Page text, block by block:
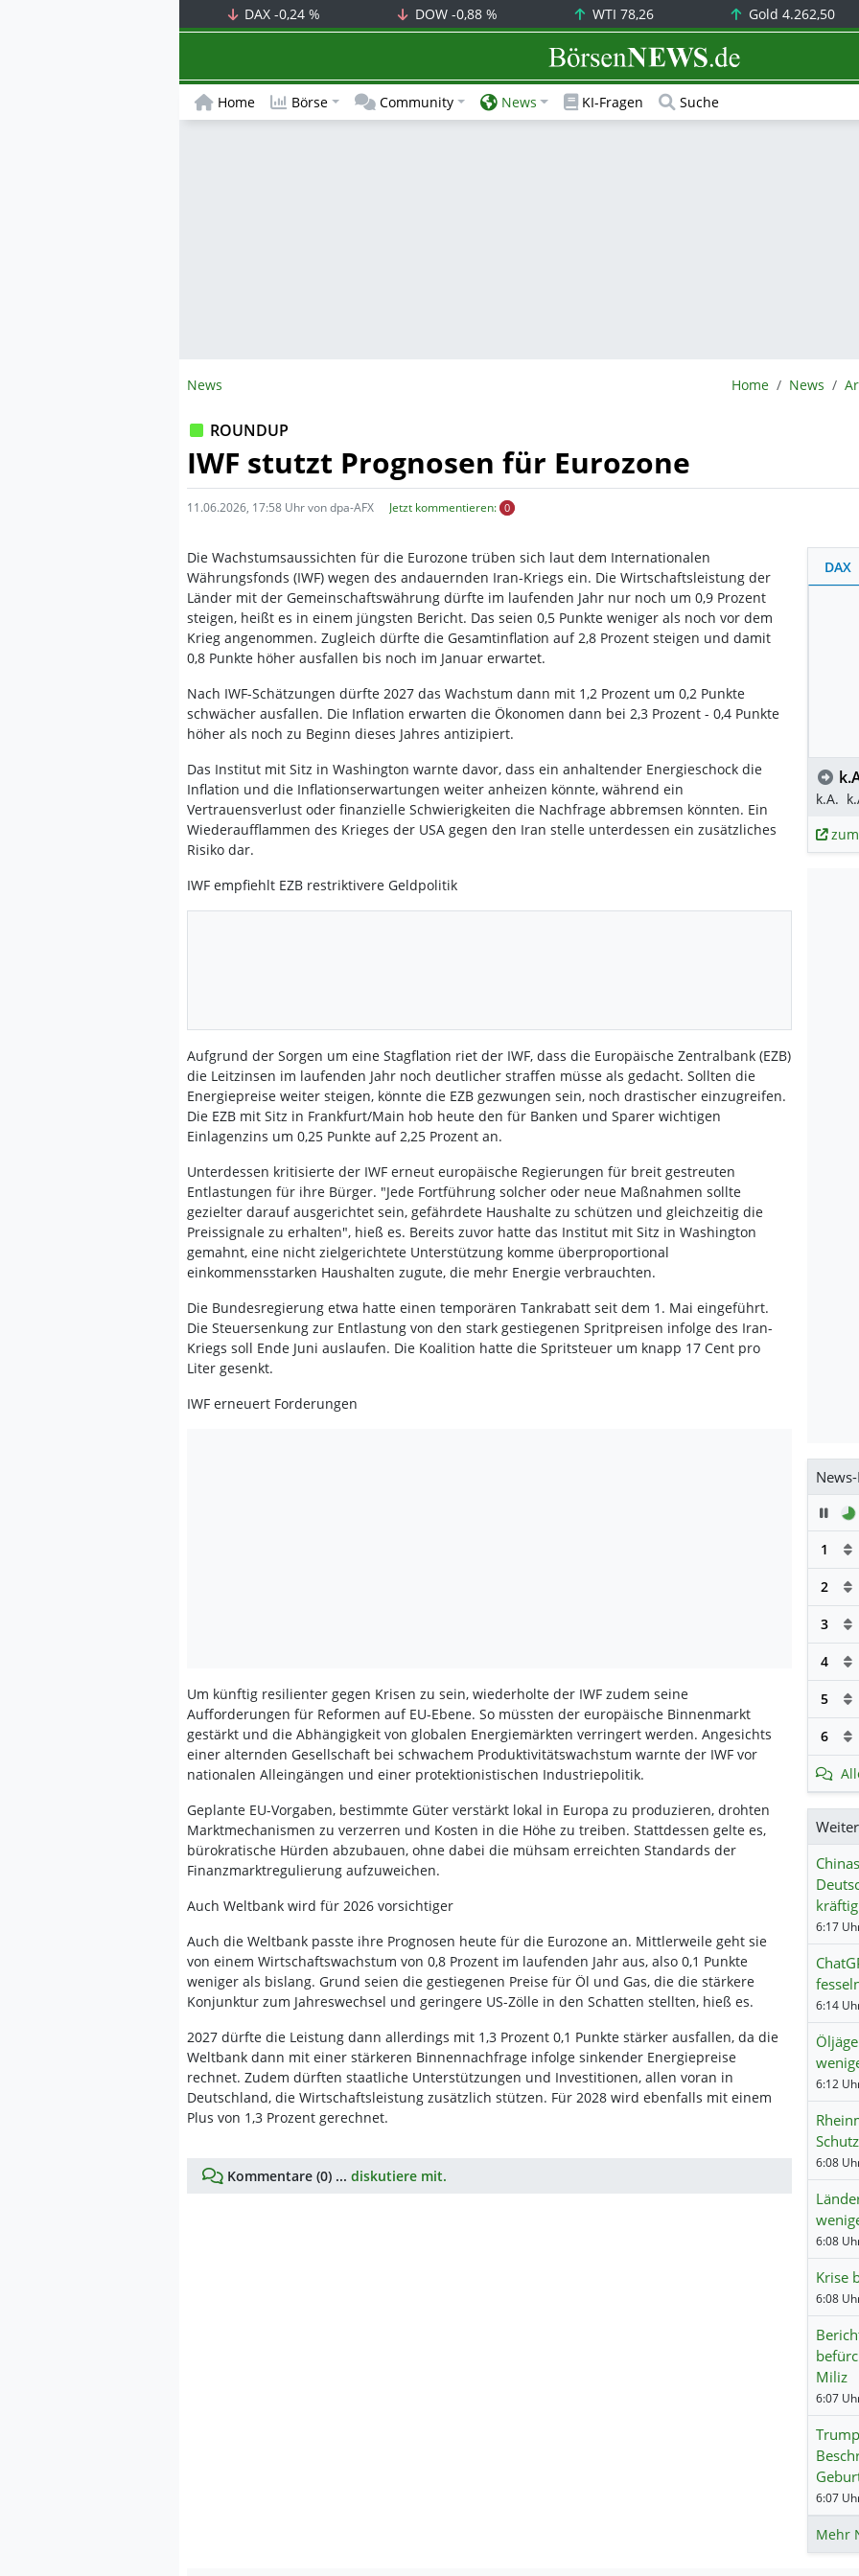
DAX-0,24 % DOW -0,88 % WTI 78,26 Gold 4.262,50
BörsenNEWS.de
Home Börse Community News KI-Fragen Suche
News BörsenNEWS.de
Home News
ROUNDUP
IWF stutzt Prognosen für Eurozone
11.06.2026, 17:58 Uhr von dpa-AFX Jetzt kommentieren: 0
Die Wachstumsaussichten für die Eurozone trüben sich laut dem Internationalen
Währungsfonds (IWF) wegen des andauernden Iran-Kriegs ein. Die Wirtschaftsleistung der
Länder mit der Gemeinschaftswährung dürfte im laufenden Jahr nur noch um 0,9 Prozent
steigen, heißt es in einem jüngsten Bericht. Das seien 0,5 Punkte weniger als noch vor dem
Krieg angenommen. Zugleich dürfte die Gesamtinflation auf 2,8 Prozent steigen und damit
0,8 Punkte höher ausfallen bis noch im Januar erwartet.
Nach IWF-Schätzungen dürfte 2027 das Wachstum dann mit 1,2 Prozent um 0,2 Punkte
schwächer ausfallen. Die Inflation erwarten die Ökonomen dann bei 2,3 Prozent - 0,4 Punkte
höher als noch zu Beginn dieses Jahres antizipiert.
Das Institut mit Sitz in Washington warnte davor, dass ein anhaltender Energieschock die
Inflation und die Inflationserwartungen weiter anheizen könnte, während ein
Vertrauensverlust oder finanzielle Schwierigkeiten die Nachfrage abbremsen könnten. Ein
Wiederaufflammen des Krieges der USA gegen den Iran stelle unterdessen ein zusätzliches
Risiko dar.
IWF empfiehlt EZB restriktivere Geldpolitik
Aufgrund der Sorgen um eine Stagflation riet der IWF, dass die Europäische Zentralbank (EZB)
die Leitzinsen im laufenden Jahr noch deutlicher straffen müsse als gedacht. Sollten die
Energiepreise weiter steigen, könnte die EZB gezwungen sein, noch drastischer einzugreifen.
Die EZB mit Sitz in Frankfurt/Main hob heute den für Banken und Sparer wichtigen
Einlagenzins um 0,25 Punkte auf 2,25 Prozent an.
Unterdessen kritisierte der IWF erneut europäische Regierungen für breit gestreuten
Entlastungen für ihre Bürger. "Jede Fortführung solcher oder neue Maßnahmen sollte
gezielter darauf ausgerichtet sein, gefährdete Haushalte zu schützen und gleichzeitig die
Preissignale zu erhalten", hieß es. Bereits zuvor hatte das Institut mit Sitz in Washington
gemahnt, eine nicht zielgerichtete Unterstützung komme überproportional
einkommensstarken Haushalten zugute, die mehr Energie verbrauchten.
Die Bundesregierung etwa hatte einen temporären Tankrabatt seit dem 1. Mai eingeführt.
Die Steuersenkung zur Entlastung von den stark gestiegenen Spritpreisen infolge des Iran-
Kriegs soll Ende Juni auslaufen. Die Koalition hatte die Spritsteuer um knapp 17 Cent pro
Liter gesenkt.
IWF erneuert Forderungen
Um künftig resilienter gegen Krisen zu sein, wiederholte der IWF zudem seine
Aufforderungen für Reformen auf EU-Ebene. So müssten der europäische Binnenmarkt
gestärkt und die Abhängigkeit von globalen Energiemärkten verringert werden. Angesichts
einer alternden Gesellschaft bei schwachem Produktivitätswachstum warnte der IWF vor
nationalen Alleingängen und einer protektionistischen Industriepolitik.
Geplante EU-Vorgaben, bestimmte Güter verstärkt lokal in Europa zu produzieren, drohten
Marktmechanismen zu verzerren und Kosten in die Höhe zu treiben. Stattdessen gelte es,
bürokratische Hürden abzubauen, ohne dabei die mühsam erreichten Standards der
Finanzmarktregulierung aufzuweichen.
Auch Weltbank wird für 2026 vorsichtiger
Auch die Weltbank passte ihre Prognosen heute für die Eurozone an. Mittlerweile geht sie
von einem Wirtschaftswachstum von 0,8 Prozent im laufenden Jahr aus, also 0,1 Punkte
weniger als bislang. Grund seien die gestiegenen Preise für Öl und Gas, die die stärkere
Konjunktur zum Jahreswechsel und geringere US-Zölle in den Schatten stellten, hieß es.
2027 dürfte die Leistung dann allerdings mit 1,3 Prozent 0,1 Punkte stärker ausfallen, da die
Weltbank dann mit einer stärkeren Binnennachfrage infolge sinkender Energiepreise
rechnet. Zudem dürften staatliche Unterstützungen und Investitionen, allen voran in
Deutschland, die Wirtschaftsleistung zusätzlich stützen. Für 2028 wird ebenfalls mit einem
Plus von 1,3 Prozent gerechnet.
Kommentare (0) ... diskutiere mit.
DAX
k.A.
1
2
3
4
5
6
kräftig
6:17
6:14
6:12
6:08
6:08
Krise
6:08
Miliz
6:07
6:07
Mehr